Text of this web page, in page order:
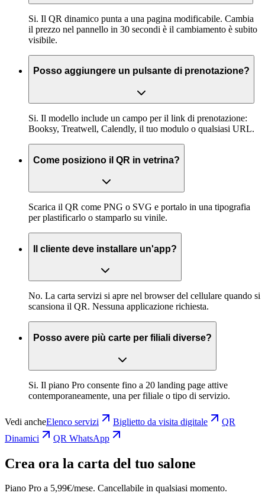
Si. Il QR dinamico punta a una pagina modificabile. Cambia
il prezzo nel pannello in 30 secondi è il cambiamento è subito
visibile.
Posso aggiungere un pulsante di prenotazione?
Si. Il modello include un campo per il link di prenotazione:
Booksy, Treatwell, Calendly, il tuo modulo o qualsiasi URL.
Come posiziono il QR in vetrina?
Scarica il QR come PNG o SVG e portalo in una tipografia
per plastificarlo o stamparlo su vinile.
Il cliente deve installare un'app?
No. La carta servizi si apre nel browser del cellulare quando si
scansiona il QR. Nessuna applicazione richiesta.
Posso avere più carte per filiali diverse?
Si. Il piano Pro consente fino a 20 landing page attive
contemporaneamente, una per filiale o tipo di servizio.
Vedi ancheElenco servizi Biglietto da visita digitale
QR
Dinamici
QR WhatsApp
Crea ora la carta del tuo salone
Piano Pro a 5,99€/mese. Cancellabile in qualsiasi momento.